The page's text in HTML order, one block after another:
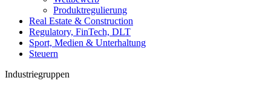
Produktregulierung
Real Estate & Construction
Regulatory, FinTech, DLT
Sport, Medien & Unterhaltung
Steuern
Industriegruppen